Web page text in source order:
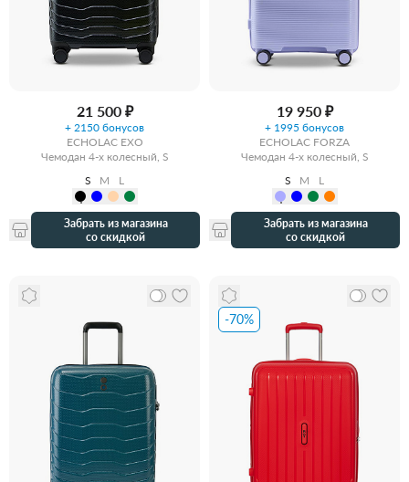
21 500 ₽
+ 2150 бонусов
ECHOLAC EXO
Чемодан 4-х колесный, S
S
M L
Забрать из магазина
со скидкой
19 950 ₽
+ 1995 бонусов
ECHOLAC FORZA
Чемодан 4-х колесный, S
S
M L
Забрать из магазина
со скидкой
-70%